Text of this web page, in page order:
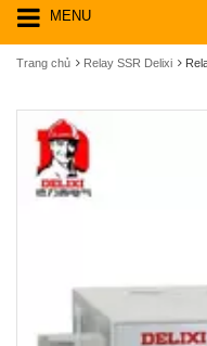
MENU
Trang chủ Relay SSR Delixi